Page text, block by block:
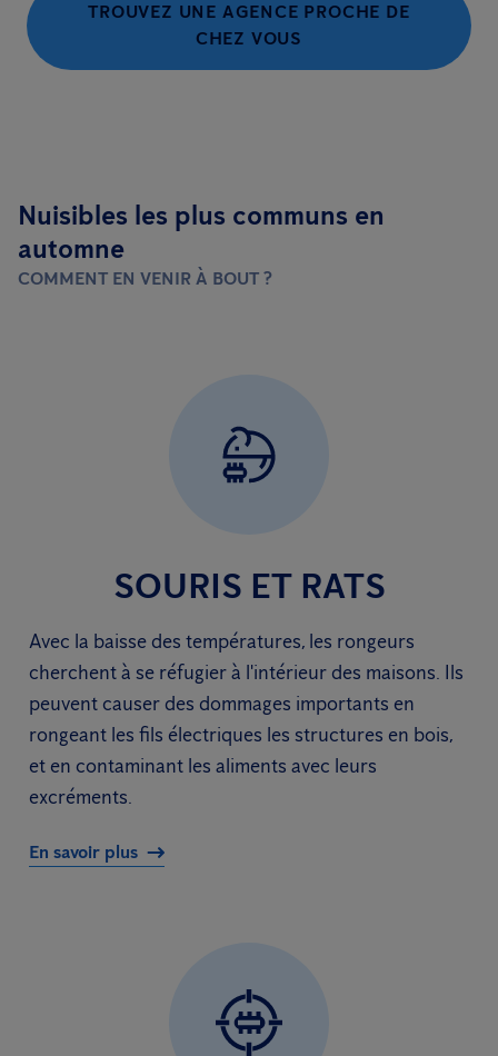
TROUVEZ UNE AGENCE PROCHE DE
CHEZ VOUS
Nuisibles les plus communs en
automne
COMMENT EN VENIR À BOUT ?
SOURIS ET RATS
Avec la baisse des températures, les rongeurs
cherchent à se réfugier à l'intérieur des maisons. Ils
peuvent causer des dommages importants en
rongeant les fils électriques les structures en bois,
et en contaminant les aliments avec leurs
excréments.
En savoir plus